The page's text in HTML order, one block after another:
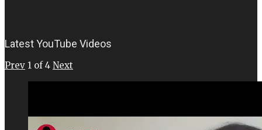
Latest YouTube Videos
Prev 1 of 4 Next